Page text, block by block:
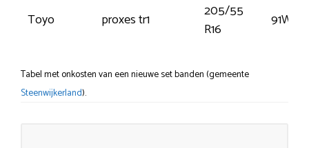
Toyo proxes tr1
205/55
R16
91W
Tabel met onkosten van een nieuwe set banden (gemeente
Steenwijkerland).